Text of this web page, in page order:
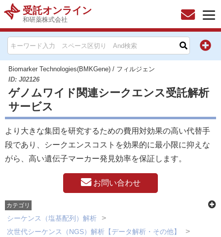
受託オンライン
和研薬株式会社
Biomarker Technologies(BMKGene)/ フィルジェン
ID: J02126
ゲノムワイド関連シークエンス受託解析
サービス
より大きな集団を研究するための費用対効果の高い代替手
段であり、シークエンスコストを効果的に最小限に抑えな
がら、高い遺伝子マーカー発見効率を保証します。
お問い合わせ
カテゴリ
シーケンス（塩基配列）解析
次世代シーケンス（NGS）解析【データ解析・その他】
HOME
お問い合わせ
お知らせ
キャンペーン情報一覧
製品カテゴリー一覧
ご利用ガイド